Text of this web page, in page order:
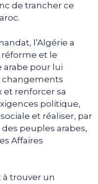
de trancher ce
l’Algérie a
réforme et le
pour lui
changements
renforcer sa
politique,
et réaliser, par
peuples arabes,
Affaires
à trouver un